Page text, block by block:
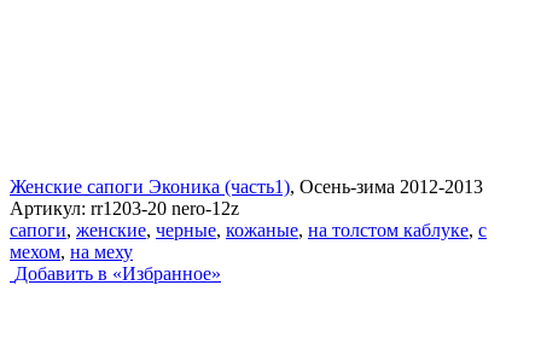
Женские сапоги Эконика (часть1), Осень-зима 2012-2013
Артикул: rr1203-20 nero-12z
сапоги, женские, черные, кожаные, на толстом каблуке, с
мехом, на меху
Добавить в «Избранное»